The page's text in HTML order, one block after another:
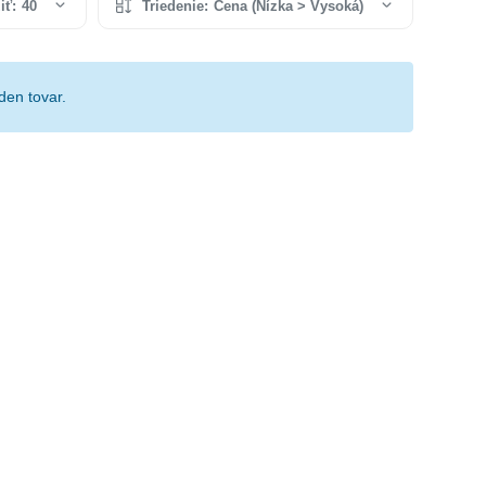
40 Triedenie: Cena (Nízka > Vysoká)
tovar.